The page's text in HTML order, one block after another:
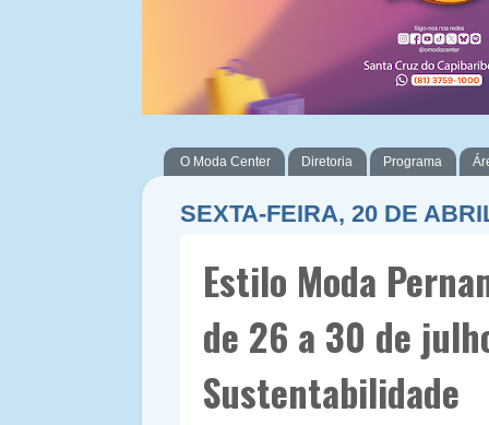
O Moda Center Diretoria Programa
SEXTA-FEIRA, 20 DE
Estilo Moda
de 26 a 30 de
Sustentabilidade